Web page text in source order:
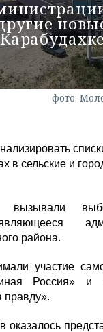
через соц. сети
фото:
в сельские и
вызывали
района.
участие
Россия» и
правду».
оказалось